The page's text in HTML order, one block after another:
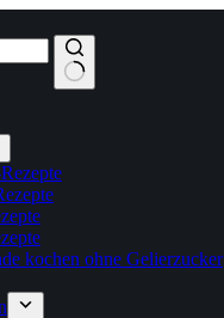
kochen ohne Gelierzucker